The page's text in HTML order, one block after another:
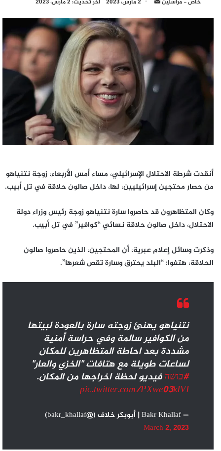
خاص - مراسلين
إلكترونيا
2 مارس، 2023 آخر تحديث: 2 مارس، 2023
أنقدت شرطة الاحتلال الإسرائيلي، مساء أمس الأربعاء، زوجة نتنياهو
من حصار محتجين إسرائيليين، لها، داخل صالون حلاقة في تل أبيب.
وكان المتظاهرون قد حاصروا سارة نتنياهو زوجة رئيس وزراء دولة
الاحتلال، داخل صالون حلاقة نسائي “كوافير” في تل أبيب.
وذكرت وسائل إعلام عبرية، أن المحتجين، الذين حاصروا صالون
الحلاقة، هتفوا: “البلد يحترق وسارة تقص شعرها”.
نتنياهو يهنئ زوجته سارة بالعودة لبيتها
من الكوافير سالمة وفي حراسة أمنية
مشددة بعد احاطة المتظاهرين للمكان
لساعات طويلة مع هتافات "الخزي والعار"
#בושהفيديو لحظة اخراجها من المكان.
pic.twitter.com/PXwe03kIVI
— Bakr Khallaf | أبوبكر خلاف (@bakr_khallaf)
March 2, 2023